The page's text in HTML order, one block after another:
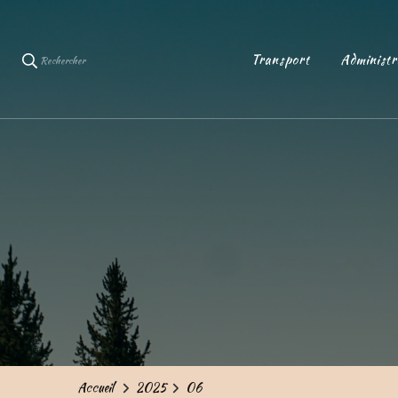
Rechercher Transport
Accueil 2025 06